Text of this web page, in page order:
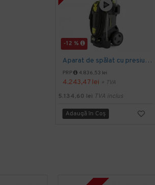
-12 %
Aparat de spălat cu presiune HD 5/15 C Plus, Kärcher
PRP 4.836,53 lei
4.243,47 lei + TVA
5.134,60 lei TVA inclus
Adaugă în Coş